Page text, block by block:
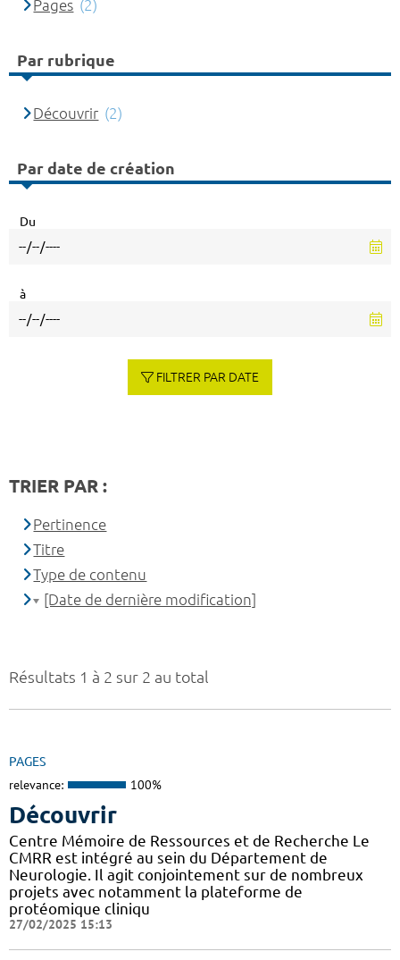
Résultats 1 à 2 sur 2 au total
PAGES
relevance: 100%
Découvrir
Centre Mémoire de Ressources et de Recherche Le
CMRR est intégré au sein du Département de
Neurologie. Il agit conjointement sur de nombreux
projets avec notamment la plateforme de
protéomique cliniqu
27/02/2025 15:13
Pages (2)
Par rubrique
Découvrir (2)
Par date de création
Du
à
FILTRER PAR DATE
TRIER PAR :
Pertinence
Titre
Type de contenu
[Date de dernière modification]